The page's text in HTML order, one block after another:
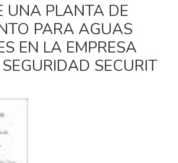
UNA PLANTA DE
PARA AGUAS
EN LA EMPRESA
SECURIT